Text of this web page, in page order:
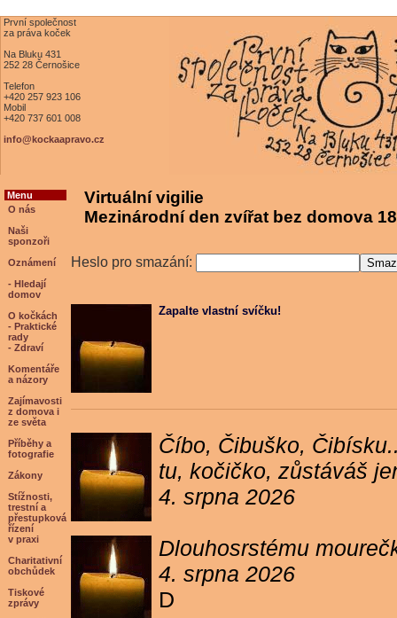
První společnost
za práva koček
Na Bluku 431
252 28 Černošice
Telefon
+420 257 923 106
Mobil
+420 737 601 008
info@kockaapravo.cz
Menu
O nás
Naši
sponzoři
Oznámení
- Hledají
domov
O kočkách
- Praktické
rady
- Zdraví
Komentáře
a názory
Zajímavosti
z domova i
ze světa
Příběhy a
fotografie
Zákony
Stížnosti,
trestní a
přestupková
řízení
v praxi
Charitativní
obchůdek
Tiskové
zprávy
Virtuální vigilie
Mezinárodní den zvířat bez domova
Heslo pro smazání:
Zapalte vlastní svíčku!
Číbo, Čibuško,
tu, kočičko, zůstáváš
4. srpna 2026
Dlouhosrstému
4. srpna 2026
D